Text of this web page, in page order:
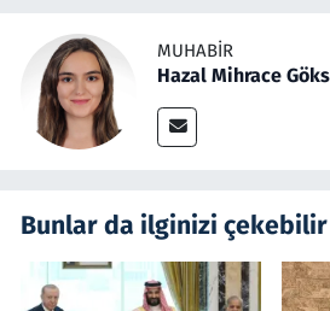
MUHABIR
Hazal Mihrace
Bunlar da ilginizi çekebilir